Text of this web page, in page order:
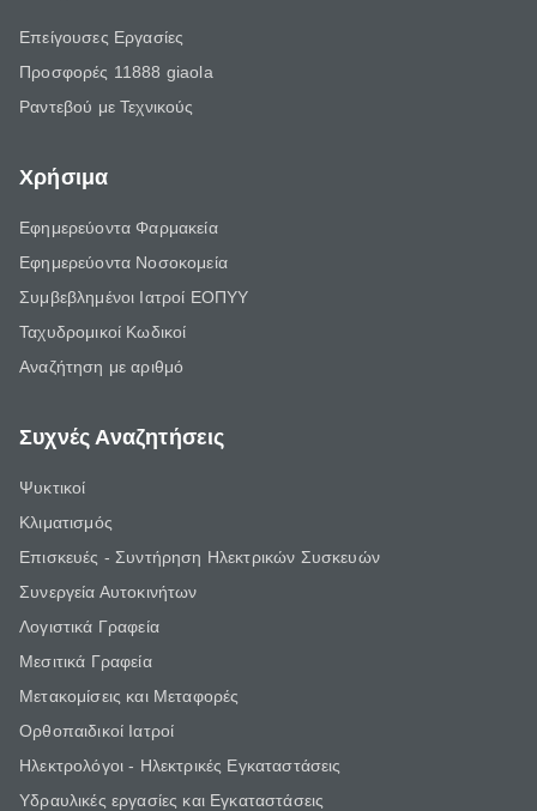
Επείγουσες Εργασίες
Προσφορές 11888 giaola
Ραντεβού με Τεχνικούς
Χρήσιμα
Εφημερεύοντα Φαρμακεία
Εφημερεύοντα Νοσοκομεία
Συμβεβλημένοι Ιατροί ΕΟΠΥΥ
Ταχυδρομικοί Κωδικοί
Αναζήτηση με αριθμό
Συχνές Αναζητήσεις
Ψυκτικοί
Κλιματισμός
Επισκευές - Συντήρηση Ηλεκτρικών Συσκευών
Συνεργεία Αυτοκινήτων
Λογιστικά Γραφεία
Μεσιτικά Γραφεία
Μετακομίσεις και Μεταφορές
Ορθοπαιδικοί Ιατροί
Ηλεκτρολόγοι - Ηλεκτρικές Εγκαταστάσεις
Υδραυλικές εργασίες και Εγκαταστάσεις